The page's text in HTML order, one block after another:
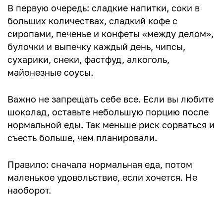
В первую очередь: сладкие напитки, соки в
больших количествах, сладкий кофе с
сиропами, печенье и конфеты «между делом»,
булочки и выпечку каждый день, чипсы,
сухарики, снеки, фастфуд, алкоголь,
майонезные соусы.
Важно не запрещать себе все. Если вы любите
шоколад, оставьте небольшую порцию после
нормальной еды. Так меньше риск сорваться и
съесть больше, чем планировали.
Правило: сначала нормальная еда, потом
маленькое удовольствие, если хочется. Не
наоборот.